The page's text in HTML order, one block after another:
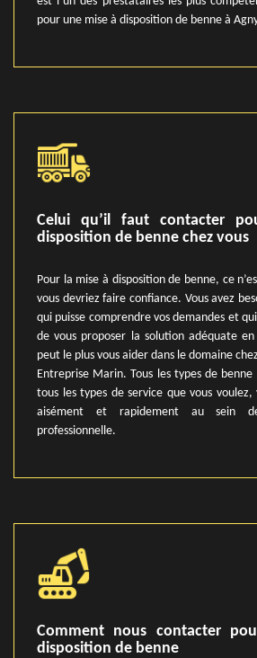
pour une mise à disposition de benne à
Celui qu’il faut contacter
disposition de benne chez vous
Pour la mise à disposition de benne, ce
vous devriez faire confiance. Vous avez
qui puisse comprendre vos demandes et
de vous proposer la solution adéquate
peut le plus vous aider dans le domaine
Entreprise Marin. Tous les types de
tous les types de service que vous
aisément et rapidement au sein
professionnelle.
Comment nous contacter
disposition de benne